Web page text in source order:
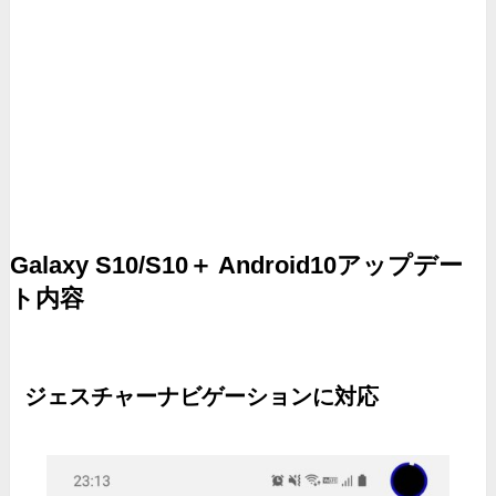
Galaxy S10/S10＋ Android10アップデー
ト内容
ジェスチャーナビゲーションに対応